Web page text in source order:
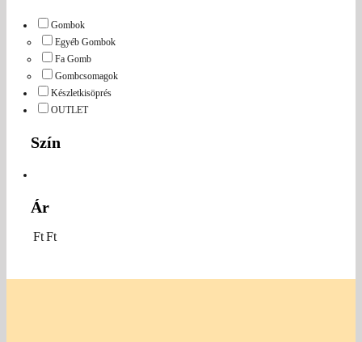
Gombok
Egyéb Gombok
Fa Gomb
Gombcsomagok
Készletkisöprés
OUTLET
Szín
Ár
FtFt